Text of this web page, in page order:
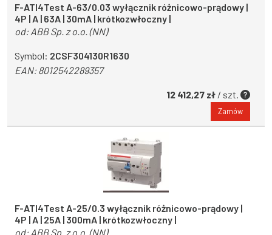
F-ATI4Test A-63/0.03 wyłącznik różnicowo-prądowy |
4P | A | 63A | 30mA | krótkozwłoczny |
od: ABB Sp. z o.o. (NN)
Symbol: 2CSF304130R1630
EAN:8012542289357
12 412,27 zł / szt.
Zamów
F-ATI4Test A-25/0.3 wyłącznik różnicowo-prądowy |
4P | A | 25A | 300mA | krótkozwłoczny |
od: ABB Sp. z o.o. (NN)